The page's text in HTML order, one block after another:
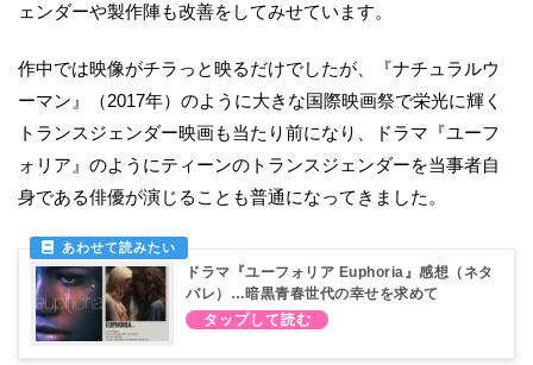
ェンダーや製作陣も改善をしてみせています。
作中では映像がチラっと映るだけでしたが、『ナチュラルウ
ーマン』（2017年）のように大きな国際映画祭で栄光に輝く
トランスジェンダー映画も当たり前になり、ドラマ『ユーフ
ォリア』のようにティーンのトランスジェンダーを当事者自
身である俳優が演じることも普通になってきました。
ドラマ『ユーフォリア Euphoria』感想（ネタ
バレ）…暗黒青春世代の幸せを求めて